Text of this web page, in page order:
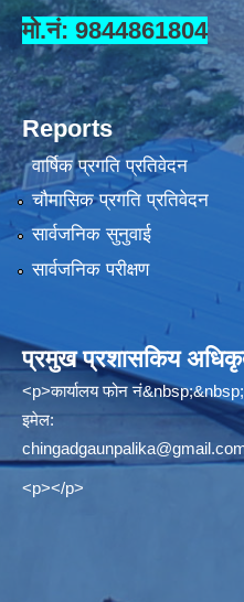
मो.नं: 9844861804
Reports
वार्षिक प्रगति प्रतिवेदन
चौमासिक प्रगति प्रतिवेदन
सार्वजनिक सुनुवाई
सार्वजनिक परीक्षण
प्रमुख प्रशासकिय
<p>कार्यालय फोन
इमेल:
<p></p>